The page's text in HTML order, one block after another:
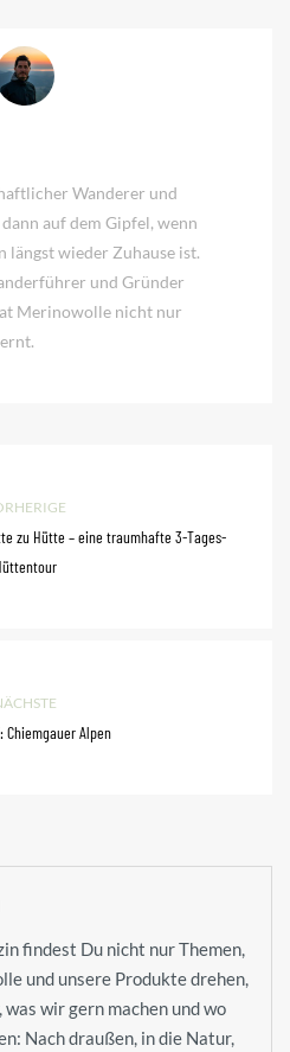
Wanderer und
auf dem Gipfel, wenn
längst wieder Zuhause ist.
und Gründer
Merinowolle nicht nur
zu Hütte – eine traumhafte 3-Tages-
Alpen
findest Du nicht nur Themen,
und unsere Produkte drehen,
wir gern machen und wo
Nach draußen, in die Natur,